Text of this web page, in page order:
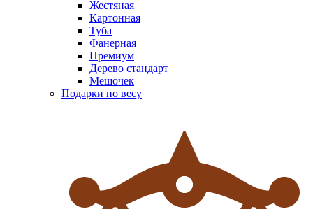
Жестяная
Картонная
Туба
Фанерная
Премиум
Дерево стандарт
Мешочек
Подарки по весу